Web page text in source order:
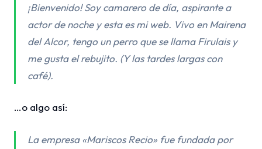
¡Bienvenido! Soy camarero de día, aspirante a
actor de noche y esta es mi web. Vivo en Mairena
del Alcor, tengo un perro que se llama Firulais y
me gusta el rebujito. (Y las tardes largas con
café).
…o algo así:
La empresa «Mariscos Recio» fue fundada por